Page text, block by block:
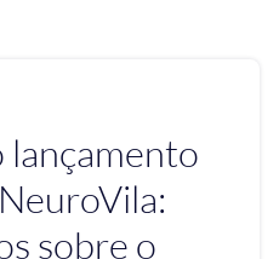
lançamento
sobre o